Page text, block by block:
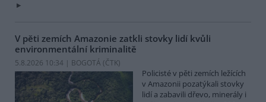
V pěti zemích Amazonie zatkli stovky lidí kvůli
environmentální kriminalitě
5.8.2026 10:34 | BOGOTÁ (ČTK)
Policisté v pěti zemích ležících
v Amazonii pozatýkali stovky
lidí a zabavili dřevo, minerály i